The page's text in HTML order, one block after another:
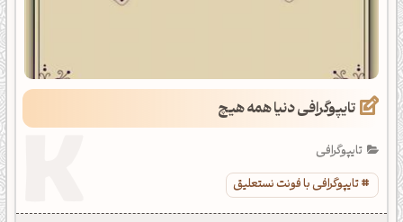
تایپوگرافی دنیا همه هیچ
تایپوگرافی
تایپوگرافی با فونت نستعلیق